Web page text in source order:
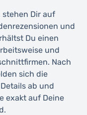
stehen Dir auf
und
Du einen
und
Nach
sich die
ab und
exakt auf Deine